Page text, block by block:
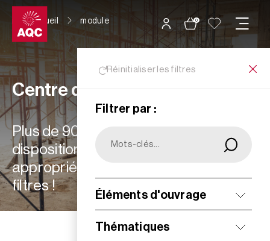
Panneau de gestion des cookies
0
Accueil module
Réinitialiser les filtres
Filtrer par :
Éléments d'ouvrage
Thématiques
Centre de ressources
Plus de 900 ressources à votre
disposition : choisissez les plus
appropriées à vos besoins grâce aux
filtres !